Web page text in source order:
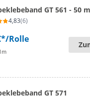
GT 561 - 50 m
4,83(6)
/Rolle
GT 571